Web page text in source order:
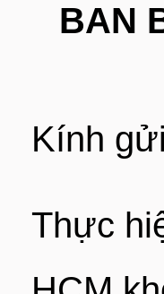
BAN
Kính
Thực